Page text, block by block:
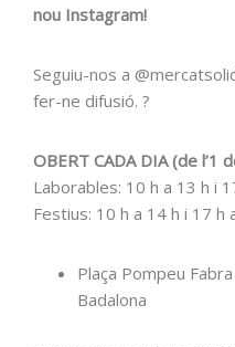
nou Instagram!
Seguiu-nos a
fer-ne difusió. ?
OBERT CADA DIA (de l’1
Laborables: 10 h a 13 h i
Festius: 10 h a 14 h i 17 h
Plaça Pompeu
Badalona